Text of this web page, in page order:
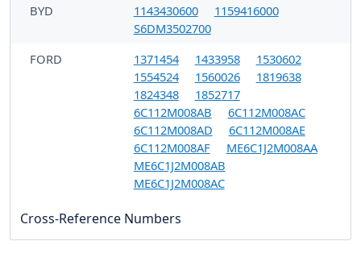
BYD 1143430600
1159416000
S6DM3502700
FORD
1371454 1433958
1530602
1554524
1560026
1819638
1824348
1852717
6C112M008AB
6C112M008AC
6C112M008AD
6C112M008AE
6C112M008AF
ME6C1J2M008AA
ME6C1J2M008AB
ME6C1J2M008AC
Cross-Reference Numbers